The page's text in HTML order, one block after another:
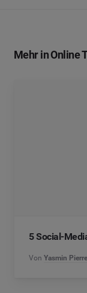
Mehr in Online
5 Social-
Von Yasmin Pierre